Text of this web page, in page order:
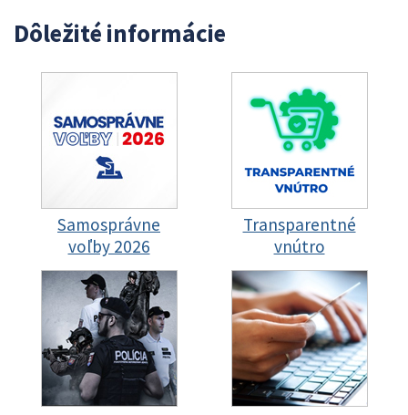
Dôležité informácie
Samosprávne
voľby 2026
Transparentné
vnútro